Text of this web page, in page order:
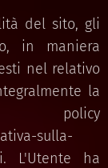
del sito, gli
in maniera
nel relativo
la
sulla-
L'Utente ha